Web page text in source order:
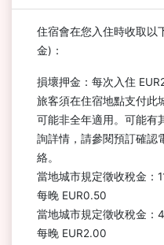
住宿會在您入住時收取以
金)：
損壞押金：每次入住
旅客須在住宿地點支付此
可能非全年適用。可能有
詢詳情，請參閱預訂確認
絡。
當地城市規定徵收稅金：
每晚 EUR0.50
當地城市規定徵收稅金：
每晚 EUR2.00